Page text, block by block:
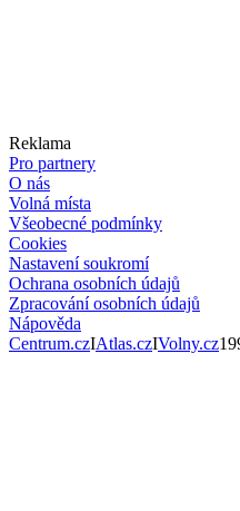
Reklama
Pro partnery
O nás
Volná místa
Všeobecné podmínky
Cookies
Nastavení soukromí
Ochrana osobních údajů
Zpracování osobních údajů
Nápověda
Centrum.czIAtlas.czIVolny.cz